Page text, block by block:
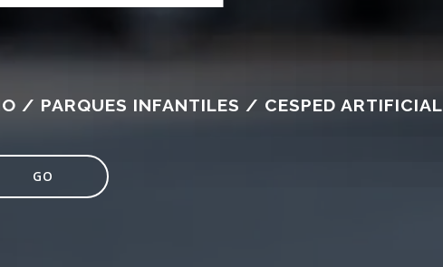
/ PARQUES INFANTILES / CESPED ARTIFICIAL
GO